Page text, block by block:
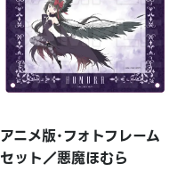
アニメ版･フォトフレーム
セット／悪魔ほむら